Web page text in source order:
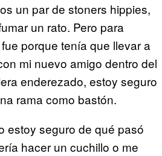
un par de stoners hippies,
un rato. Pero para
porque tenía que llevar a
mi nuevo amigo dentro del
enderezado, estoy seguro
rama como bastón.
estoy seguro de qué pasó
hacer un cuchillo o me